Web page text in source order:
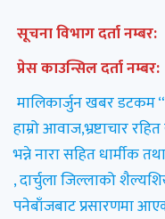
सूचना विभाग दर्ता नम्बर:
प्रेस काउन्सिल दर्ता नम्बर:
मालिकार्जुन खबर डटकम
हाम्रो आवाज,भ्रष्टाचार
भन्ने नारा सहित धार्मीक
, दार्चुला जिल्लाको
पनेबाँजबाट प्रसारणमा